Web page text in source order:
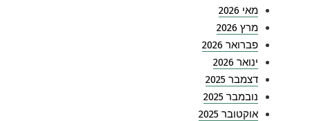
מאי 2026
מרץ 2026
פברואר 2026
ינואר 2026
דצמבר 2025
נובמבר 2025
אוקטובר 2025